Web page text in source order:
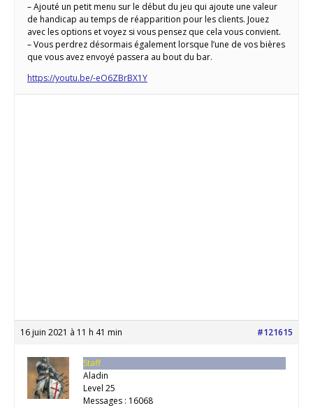
– Ajouté un petit menu sur le début du jeu qui ajoute une valeur
de handicap au temps de réapparition pour les clients. Jouez
avec les options et voyez si vous pensez que cela vous convient.
– Vous perdrez désormais également lorsque l’une de vos bières
que vous avez envoyé passera au bout du bar.
https://youtu.be/-eO6ZBrBX1Y
16 juin 2021 à 11 h 41 min #121615
Staff
Aladin
Level 25
Messages : 16068